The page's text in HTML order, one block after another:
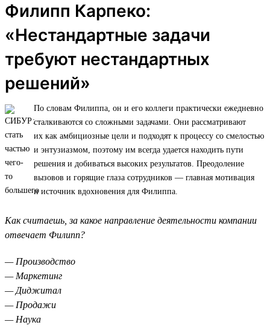
Филипп Карпеко:
«Нестандартные задачи
требуют нестандартных
решений»
По словам Филиппа, он и его коллеги практически ежедневно
сталкиваются со сложными задачами. Они рассматривают
их как амбициозные цели и подходят к процессу со смелостью
и энтузиазмом, поэтому им всегда удается находить пути
решения и добиваться высоких результатов. Преодоление
вызовов и горящие глаза сотрудников — главная мотивация
и источник вдохновения для Филиппа.
Как считаешь, за какое направление деятельности компании
отвечает Филипп?
— Производство
— Маркетинг
— Диджитал
— Продажи
— Наука